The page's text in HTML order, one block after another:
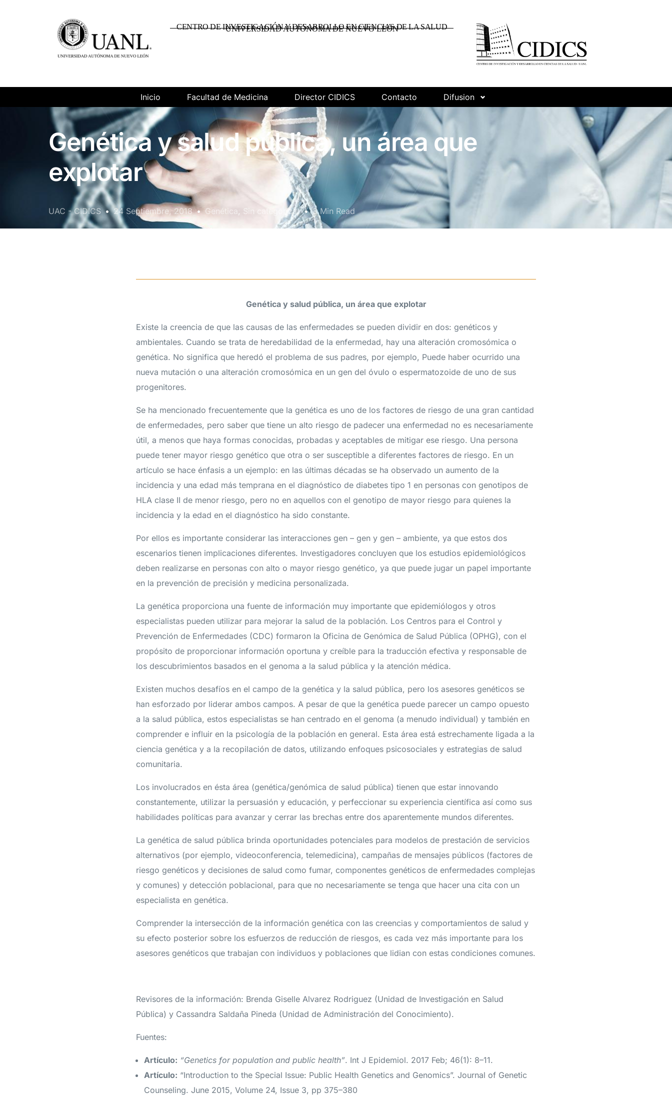
UNIVERSIDAD AUTÓNOMA DE NUEVO LEÓN
CENTRO DE INVESTIGACIÓN Y DESARROLLO EN CIENCIAS DE LA SALUD
Inicio Facultad de Medicina Director CIDICS Contacto Difusion
Genética y salud pública, un área que
explotar
UAC - CIDICS 24 Septiembre, 2018 Genética , Sin categorizar 3 Min Read
Genética y salud pública, un área que explotar
Existe la creencia de que las causas de las enfermedades se pueden dividir en dos: genéticos y
ambientales. Cuando se trata de heredabilidad de la enfermedad, hay una alteración cromosómica o
genética. No significa que heredó el problema de sus padres, por ejemplo, Puede haber ocurrido una
nueva mutación o una alteración cromosómica en un gen del óvulo o espermatozoide de uno de sus
progenitores.
Se ha mencionado frecuentemente que la genética es uno de los factores de riesgo de una gran cantidad
de enfermedades, pero saber que tiene un alto riesgo de padecer una enfermedad no es necesariamente
útil, a menos que haya formas conocidas, probadas y aceptables de mitigar ese riesgo. Una persona
puede tener mayor riesgo genético que otra o ser susceptible a diferentes factores de riesgo. En un
artículo se hace énfasis a un ejemplo: en las últimas décadas se ha observado un aumento de la
incidencia y una edad más temprana en el diagnóstico de diabetes tipo 1 en personas con genotipos de
HLA clase II de menor riesgo, pero no en aquellos con el genotipo de mayor riesgo para quienes la
incidencia y la edad en el diagnóstico ha sido constante.
Por ellos es importante considerar las interacciones gen – gen y gen – ambiente, ya que estos dos
escenarios tienen implicaciones diferentes. Investigadores concluyen que los estudios epidemiológicos
deben realizarse en personas con alto o mayor riesgo genético, ya que puede jugar un papel importante
en la prevención de precisión y medicina personalizada.
La genética proporciona una fuente de información muy importante que epidemiólogos y otros
especialistas pueden utilizar para mejorar la salud de la población. Los Centros para el Control y
Prevención de Enfermedades (CDC) formaron la Oficina de Genómica de Salud Pública (OPHG), con el
propósito de proporcionar información oportuna y creíble para la traducción efectiva y responsable de
los descubrimientos basados en el genoma a la salud pública y la atención médica.
Existen muchos desafíos en el campo de la genética y la salud pública, pero los asesores genéticos se
han esforzado por liderar ambos campos. A pesar de que la genética puede parecer un campo opuesto
a la salud pública, estos especialistas se han centrado en el genoma (a menudo individual) y también en
comprender e influir en la psicología de la población en general. Esta área está estrechamente ligada a la
ciencia genética y a la recopilación de datos, utilizando enfoques psicosociales y estrategias de salud
comunitaria.
Los involucrados en ésta área (genética/genómica de salud pública) tienen que estar innovando
constantemente, utilizar la persuasión y educación, y perfeccionar su experiencia científica así como sus
habilidades políticas para avanzar y cerrar las brechas entre dos aparentemente mundos diferentes.
La genética de salud pública brinda oportunidades potenciales para modelos de prestación de servicios
alternativos (por ejemplo, videoconferencia, telemedicina), campañas de mensajes públicos (factores de
riesgo genéticos y decisiones de salud como fumar, componentes genéticos de enfermedades complejas
y comunes) y detección poblacional, para que no necesariamente se tenga que hacer una cita con un
especialista en genética.
Comprender la intersección de la información genética con las creencias y comportamientos de salud y
su efecto posterior sobre los esfuerzos de reducción de riesgos, es cada vez más importante para los
asesores genéticos que trabajan con individuos y poblaciones que lidian con estas condiciones comunes.
Revisores de la información: Brenda Giselle Alvarez Rodriguez (Unidad de Investigación en Salud
Pública) y Cassandra Saldaña Pineda (Unidad de Administración del Conocimiento).
Fuentes:
Artículo: “Genetics for population and public health”. Int J Epidemiol. 2017 Feb; 46(1): 8–11.
Artículo: “Introduction to the Special Issue: Public Health Genetics and Genomics”. Journal of Genetic
Counseling. June 2015, Volume 24, Issue 3, pp 375–380